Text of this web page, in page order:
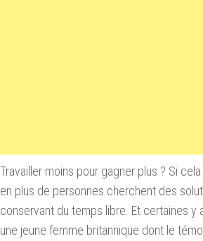
Travailler moins pour gagner plus ? Si
en plus de personnes cherchent des
conservant du temps libre. Et certaines y
une jeune femme britannique dont le